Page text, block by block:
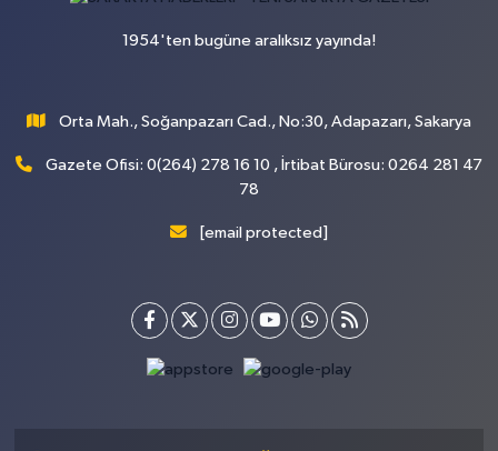
1954'ten bugüne aralıksız yayında!
Orta Mah., Soğanpazarı Cad., No:30, Adapazarı, Sakarya
Gazete Ofisi: 0(264) 278 16 10 , İrtibat Bürosu: 0264 281 47
78
[email protected]